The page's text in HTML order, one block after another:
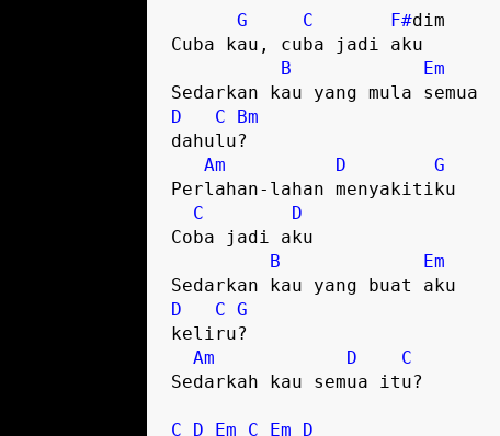
G C F#dim
Cuba kau, cuba jadi aku
B
Em
D
C
Bm
dahulu?
Am
D
G
Perlahan-lahan menyakitiku
C
D
Coba jadi aku
B
Em
D
C G
keliru?
Am
D
C
Sedarkah kau semua itu?
C D Em C Em D